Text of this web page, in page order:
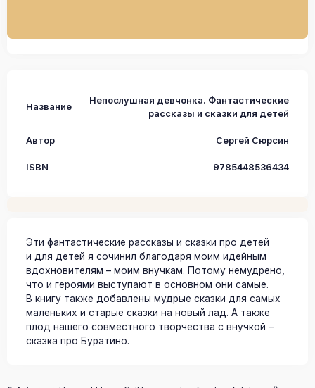
Название
Непослушная девчонка. Фантастические
рассказы и сказки для детей
Автор Сергей Сюрсин
ISBN 9785448536434
Эти фантастические рассказы и сказки про детей
и для детей я сочинил благодаря моим идейным
вдохновителям – моим внучкам. Потому немудрено,
что и героями выступают в основном они самые.
В книгу также добавлены мудрые сказки для самых
маленьких и старые сказки на новый лад. А также
плод нашего совместного творчества с внучкой –
сказка про Буратино.